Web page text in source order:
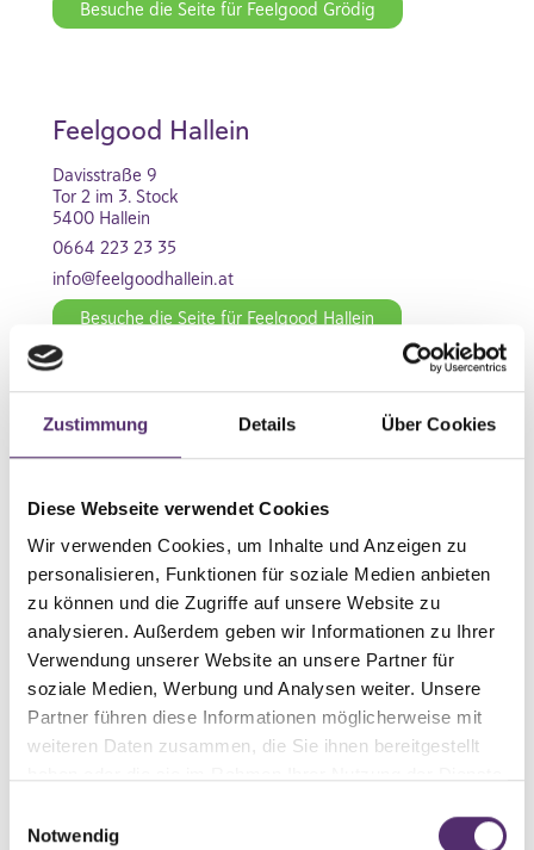
Zustimmung Details Über Cookies
Diese Webseite verwendet Cookies
Wir verwenden Cookies, um Inhalte und Anzeigen zu
personalisieren, Funktionen für soziale Medien anbieten
zu können und die Zugriffe auf unsere Website zu
analysieren. Außerdem geben wir Informationen zu Ihrer
Verwendung unserer Website an unsere Partner für
soziale Medien, Werbung und Analysen weiter. Unsere
Partner führen diese Informationen möglicherweise mit
weiteren Daten zusammen, die Sie ihnen bereitgestellt
Notwendig
Besuche die Seite für Feelgood Grödig
Feelgood Hallein
Davisstraße 9
Tor 2 im 3. Stock
5400 Hallein
0664 223 23 35
info@feelgoodhallein.at
Besuche die Seite für Feelgood Hallein
Feelgood Hallwang
Vital-Etage im 1.OG
0664 211 28 68
info@feelgoodhallwang.at
Besuche die Seite für Feelgood Hallwang
Feelgood Heerbrugg
+41 71 490 91 40